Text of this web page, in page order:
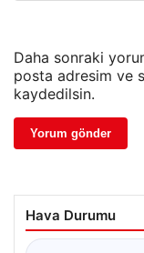
Daha sonraki
posta adresim ve
kaydedilsin.
Hava Durumu